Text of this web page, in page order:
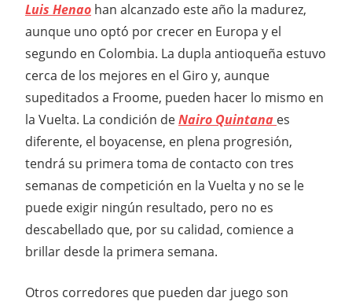
Luis Henao han alcanzado este año la madurez,
aunque uno optó por crecer en Europa y el
segundo en Colombia. La dupla antioqueña estuvo
cerca de los mejores en el Giro y, aunque
supeditados a Froome, pueden hacer lo mismo en
la Vuelta. La condición deNairo Quintana es
diferente, el boyacense, en plena progresión,
tendrá su primera toma de contacto con tres
semanas de competición en la Vuelta y no se le
puede exigir ningún resultado, pero no es
descabellado que, por su calidad, comience a
brillar desde la primera semana.
Otros corredores que pueden dar juego son